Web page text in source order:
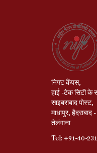
निफ्ट कैंपस,
हाई -टेक सिटी के
साइबराबाद पोस्ट,
माधापुर, हैदराबाद
तेलंगाना
Tel: +91-40-